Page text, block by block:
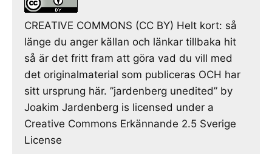
CREATIVE COMMONS (CC BY) Helt kort: så
länge du anger källan och länkar tillbaka hit
så är det fritt fram att göra vad du vill med
det originalmaterial som publiceras OCH har
sitt ursprung här. ”jardenberg unedited” by
Joakim Jardenberg is licensed under a
Creative Commons Erkännande 2.5 Sverige
License